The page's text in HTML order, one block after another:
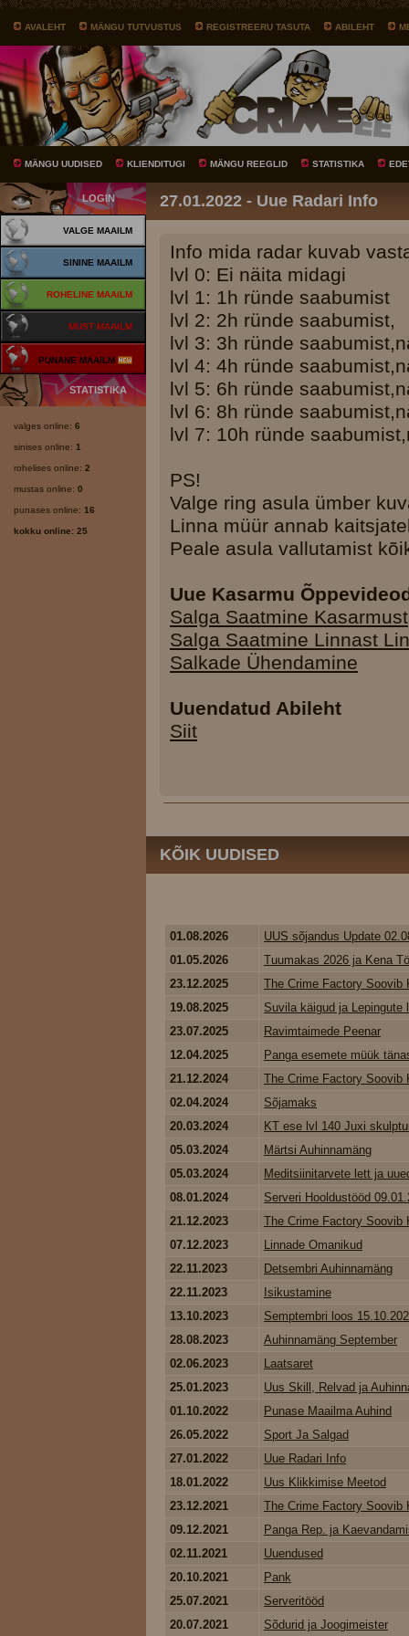
AVALEHT MÄNGU TUTVUSTUS REGISTREERU TASUTA ABILEHT
MÄNGU UUDISED KLIENDITUGI MÄNGU REEGLID STATISTIKA
LOGIN
VALGE MAAILM
SININE MAAILM
ROHELINE MAAILM
MUST MAAILM
PUNANE MAAILM
STATISTIKA
valges online: 6
sinises online: 1
rohelises online: 2
mustas online: 0
punases online: 16
kokku online: 25
27.01.2022 - Uue Radari Info
Info mida radar kuvab
lvl 0: Ei näita midagi
lvl 1: 1h ründe saabumist
lvl 2: 2h ründe saabumist,
lvl 3: 3h ründe
lvl 4: 4h ründe
lvl 5: 6h ründe
lvl 6: 8h ründe
lvl 7: 10h ründe
PS!
Valge ring asula ümber
Linna müür annab
Peale asula vallutamist
Uue Kasarmu
Salga Saatmine Kasarmust
Salga Saatmine Linnast
Salkade Ühendamine
Uuendatud Abileht
Siit
KÕIK UUDISED
01.08.2026
UUS sõjandus Update
01.05.2026
Tuumakas 2026 ja Kena
23.12.2025
The Crime Factory Soovib
19.08.2025
Suvila käigud ja Lepingute
23.07.2025
Ravimtaimede Peenar
12.04.2025
Panga esemete müük
21.12.2024
The Crime Factory Soovib
02.04.2024
Sõjamaks
20.03.2024
KT ese lvl 140 Juxi
05.03.2024
Märtsi Auhinnamäng
05.03.2024
Meditsiinitarvete lett ja
08.01.2024
Serveri Hooldustööd
21.12.2023
The Crime Factory Soovib
07.12.2023
Linnade Omanikud
22.11.2023
Detsembri Auhinnamäng
22.11.2023
Isikustamine
13.10.2023
Semptembri loos
28.08.2023
Auhinnamäng September
02.06.2023
Laatsaret
25.01.2023
Uus Skill, Relvad ja
01.10.2022
Punase Maailma Auhind
26.05.2022
Sport Ja Salgad
27.01.2022
Uue Radari Info
18.01.2022
Uus Klikkimise Meetod
23.12.2021
The Crime Factory Soovib
09.12.2021
Panga Rep. ja
02.11.2021
Uuendused
20.10.2021
Pank
25.07.2021
Serveritööd
20.07.2021
Sõdurid ja Joogimeister